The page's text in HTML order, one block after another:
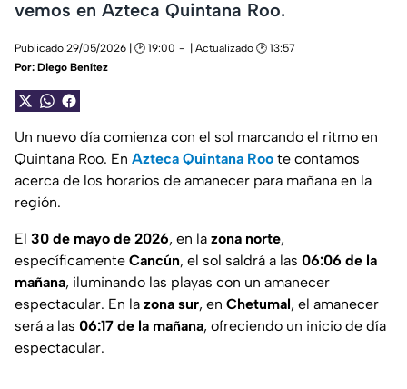
vemos en Azteca Quintana Roo.
Publicado 29/05/2026 | 🕑 19:00
| Actualizado 🕑 13:57
Por: Diego Benítez
Un nuevo día comienza con el sol marcando el ritmo en
Quintana Roo. En Azteca Quintana Roo te contamos
acerca de los horarios de amanecer para mañana en la
región.
El 30 de mayo de 2026, en la zona norte,
específicamente Cancún, el sol saldrá a las 06:06 de la
mañana, iluminando las playas con un amanecer
espectacular. En la zona sur, en Chetumal, el amanecer
será a las 06:17 de la mañana, ofreciendo un inicio de día
espectacular.